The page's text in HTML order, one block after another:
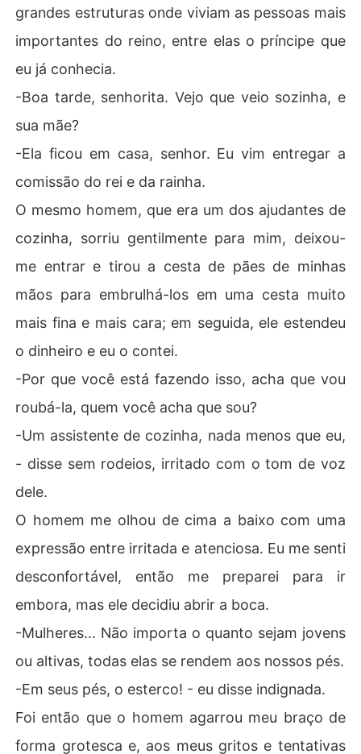
grandes estruturas onde viviam as pessoas mais
importantes do reino, entre elas o príncipe que
eu já conhecia.
-Boa tarde, senhorita. Vejo que veio sozinha, e
sua mãe?
-Ela ficou em casa, senhor. Eu vim entregar a
comissão do rei e da rainha.
O mesmo homem, que era um dos ajudantes de
cozinha, sorriu gentilmente para mim, deixou-
me entrar e tirou a cesta de pães de minhas
mãos para embrulhá-los em uma cesta muito
mais fina e mais cara; em seguida, ele estendeu
o dinheiro e eu o contei.
-Por que você está fazendo isso, acha que vou
roubá-la, quem você acha que sou?
-Um assistente de cozinha, nada menos que eu,
- disse sem rodeios, irritado com o tom de voz
dele.
O homem me olhou de cima a baixo com uma
expressão entre irritada e atenciosa. Eu me senti
desconfortável, então me preparei para ir
embora, mas ele decidiu abrir a boca.
-Mulheres... Não importa o quanto sejam jovens
ou altivas, todas elas se rendem aos nossos pés.
-Em seus pés, o esterco! - eu disse indignada.
Foi então que o homem agarrou meu braço de
forma grotesca e, aos meus gritos e tentativas